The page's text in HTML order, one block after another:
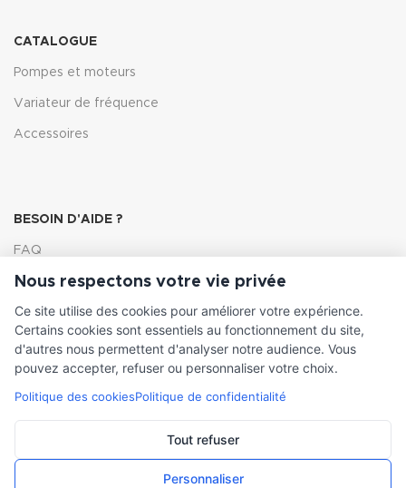
CATALOGUE
Pompes et moteurs
Variateur de fréquence
Accessoires
BESOIN D'AIDE ?
FAQ
Lexique
Comment choisir ma pompe
INFORMATIONS LÉGALES
Mentions légales
Nous respectons votre vie privée
Ce site utilise des cookies pour améliorer votre expérience.
Certains cookies sont essentiels au fonctionnement du site,
d'autres nous permettent d'analyser notre audience. Vous
pouvez accepter, refuser ou personnaliser votre choix.
Politique des cookiesPolitique de confidentialité
Tout refuser
Personnaliser